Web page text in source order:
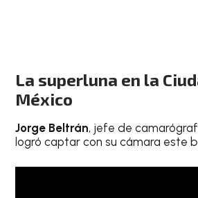
La superluna en la
México
Jorge Beltrán, jefe de
logró captar con su cámara este